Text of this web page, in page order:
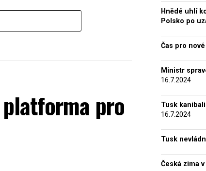
pro
Hnědé uhlí
Polsko po
Čas pro
Ministr
16.7.2024
Tusk
16.7.2024
Tusk
Česká zima